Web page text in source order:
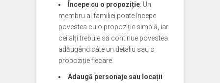
Începe cu o propoziție: Un
membru al familiei poate începe
povestea cu o propoziție simplă, iar
ceilalți trebuie să continue povestea
adăugând câte un detaliu sau o
propoziție fiecare.
Adaugă personaje sau locații